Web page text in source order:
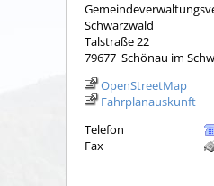
Schwarzwald
Talstraße 22
79677 Schönau im
OpenStreetMap
Fahrplanauskunft
Telefon
Fax